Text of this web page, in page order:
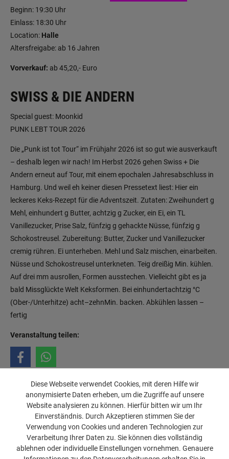
Diese Webseite verwendet Cookies, mit deren Hilfe wir
anonymisierte Daten erheben, um die Zugriffe auf unsere
Website analysieren zu können. Hierfür bitten wir um Ihr
Einverständnis. Durch Akzeptieren stimmen Sie der
Verwendung von Cookies und anderen Technologien zur
Verarbeitung Ihrer Daten zu. Sie können dies vollständig
ablehnen oder individuelle Einstellungen vornehmen. Genauere
Beginn: 19:30 Uhr
Einlass: 18:30 Uhr
Location: Halle
Altersfreigabe: ab 16 Jahren
Vorverkauf: ab 45,20,- Euro
SWISS & DIE ANDERN
Special guest: Moonkid
PUNK LEBT TOUR 2026
Die „Punk ist tot Tour“ im Frühjahr 2026 ist so gut wie ausverkauft
– deshalb legen wir nach! Im Herbst 2026 gehen Swiss + Die
Andern erneut auf Tour, mit einem epochalen Jahresabschluss in
Hamburg. Und weil eh keiner diesen Pressetext liest: Hier ein
leckeres Keks-Rezept für die Adventszeit. Zutaten: Zweihundert g
Mehl, einhundert g Butter, achtzig g Zucker, ein Ei, ein TL
Vanillezucker, Prise Salz, fünfzig g gehackte Nüsse, fünfzig g
Schokostreusel. Zubereitung: Butter, Zucker und Vanillezucker
cremig rühren. Ei unterheben. Mehl und Salz mischen, einarbeiten.
Nüsse und Schokostreusel unterkneten. Teig dreißig Min. kühlen.
Auf drei mm ausrollen, Formen ausstechen. Vielleicht gibt es ja
bald Missglückte Welt Keksformen. Bei einhundertachtzig °C
(Ober-/Unterhitze) acht–zehnMin. backen. Abkühlen lassen –
fertig
Veranstaltung teilen: